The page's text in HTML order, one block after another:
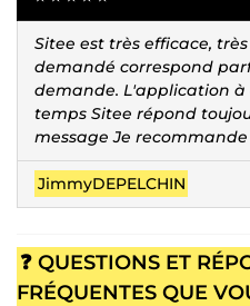
Sitee est très efficace,
demandé correspond
demande. L'application
temps Sitee répond
message Je
JimmyDEPELCHIN
❓ QUESTIONS ET
FRÉQUENTES QUE